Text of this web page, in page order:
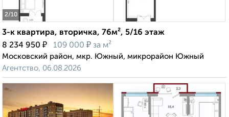
2/10
3-к квартира, вторичка, 76м², 5/16 этаж
8 234 950 ₽ 109 000 ₽ за м²
Московский район, мкр. Южный, микрорайон Южный
Агентство, 06.08.2026